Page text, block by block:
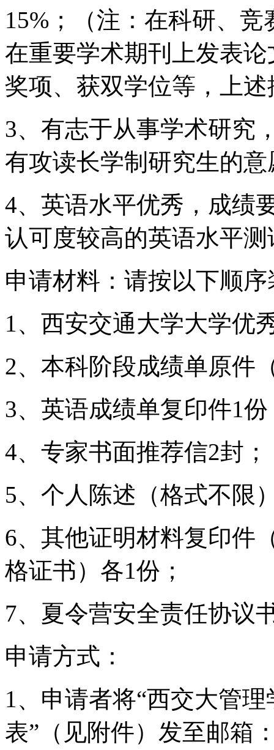
15%；（注：在科研、
在重要学术期刊上发表
奖项、获双学位等，上
3、有志于从事学术研究
有攻读长学制研究生的意
4、英语水平优秀，成绩
认可度较高的英语水平
申请材料：请按以下顺
1、西安交通大学大学优
2、本科阶段成绩单原件
3、英语成绩单复印件1份
4、专家书面推荐信2封；
5、个人陈述（格式不限
6、其他证明材料复印件
格证书）各1份；
7、夏令营安全责任协议
申请方式：
1、申请者将“西交大管
表”（见附件）发至邮箱